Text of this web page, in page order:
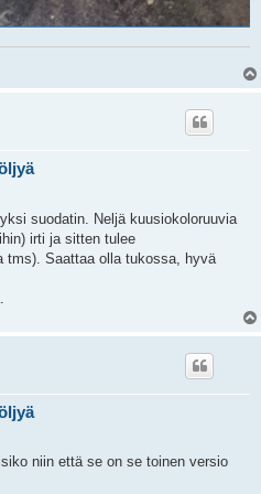
suodatin. Neljä kuusiokoloruuvia
irti ja sitten tulee
tms). Saattaa olla tukossa, hyvä
niin että se on se toinen versio